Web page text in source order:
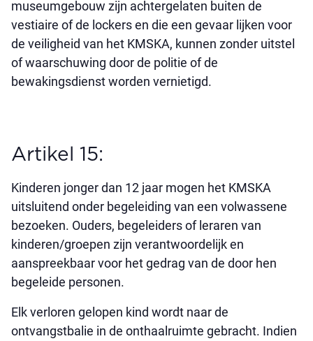
museumgebouw zijn achtergelaten buiten de
vestiaire of de lockers en die een gevaar lijken voor
de veiligheid van het KMSKA, kunnen zonder uitstel
of waarschuwing door de politie of de
bewakingsdienst worden vernietigd.
Artikel 15:
Kinderen jonger dan 12 jaar mogen het KMSKA
uitsluitend onder begeleiding van een volwassene
bezoeken. Ouders, begeleiders of leraren van
kinderen/groepen zijn verantwoordelijk en
aanspreekbaar voor het gedrag van de door hen
begeleide personen.
Elk verloren gelopen kind wordt naar de
ontvangstbalie in de onthaalruimte gebracht. Indien